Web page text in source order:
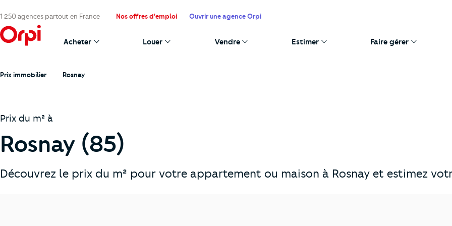
1 250 agences partout en France Nos offres d'emploi Ouvrir une agence Orpi
Acheter Louer Vendre Estimer Faire gérer
Prix immobilier Rosnay
Prix du m² à
Rosnay (85)
Découvrez le prix du m² pour votre appartement ou maison à Rosnay et estimez